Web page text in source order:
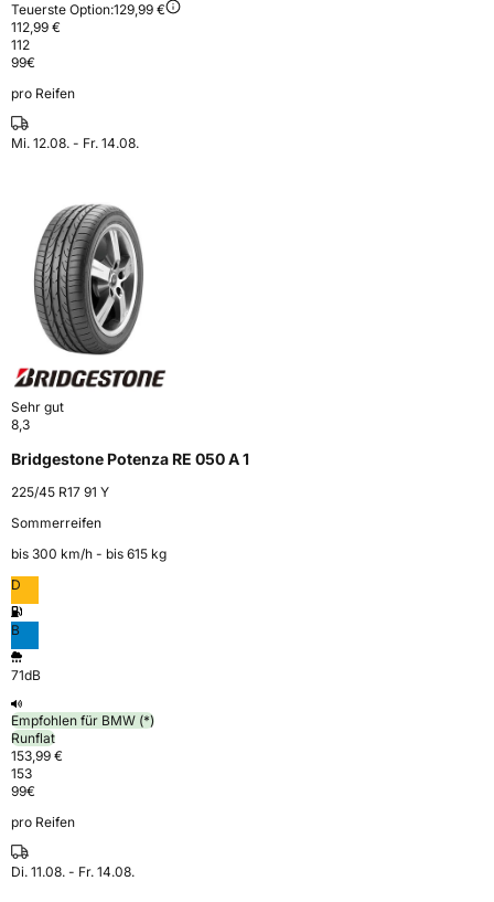
Teuerste Option:129,99 €
112,99 €
112
99€
pro Reifen
Mi. 12.08. - Fr. 14.08.
Sehr gut
8,3
Bridgestone Potenza RE 050 A 1
225/45 R17 91 Y
Sommerreifen
bis 300 km⁠/⁠h - bis 615 kg
D
B
71dB
Empfohlen für BMW (*)
Runflat
153,99 €
153
99€
pro Reifen
Di. 11.08. - Fr. 14.08.